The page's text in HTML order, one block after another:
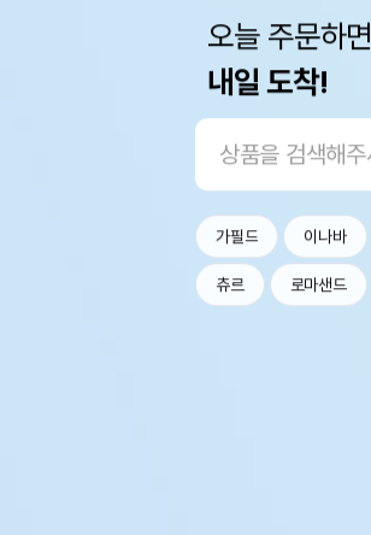
오늘 주문하면
내일 도착!
가필드 이나바
츄르 로마샌드